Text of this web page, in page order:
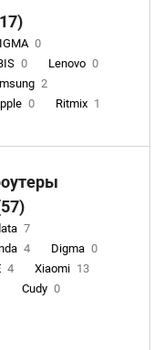
0
0 Lenovo 0
2
0 Ritmix 1
7
4 Digma 0
4 Xiaomi 13
Cudy 0